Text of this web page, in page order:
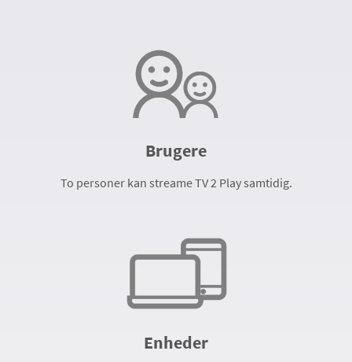
Brugere
To personer kan streame TV 2 Play samtidig.
Enheder